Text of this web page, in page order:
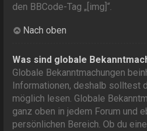
den BBCode-Tag „[img]“.
Nach oben
Was sind globale
Globale Bekanntmachungen
Informationen, deshalb solltest
möglich lesen. Globale
ganz oben in jedem Forum und
persönlichen Bereich. Ob du